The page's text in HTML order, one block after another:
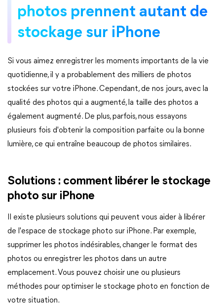
photos prennent autant de
stockage sur iPhone
Si vous aimez enregistrer les moments importants de la vie
quotidienne, il y a probablement des milliers de photos
stockées sur votre iPhone. Cependant, de nos jours, avec la
qualité des photos qui a augmenté, la taille des photos a
également augmenté. De plus, parfois, nous essayons
plusieurs fois d'obtenir la composition parfaite ou la bonne
lumière, ce qui entraîne beaucoup de photos similaires.
Solutions : comment libérer le stockage
photo sur iPhone
Il existe plusieurs solutions qui peuvent vous aider à libérer
de l'espace de stockage photo sur iPhone. Par exemple,
supprimer les photos indésirables, changer le format des
photos ou enregistrer les photos dans un autre
emplacement. Vous pouvez choisir une ou plusieurs
méthodes pour optimiser le stockage photo en fonction de
votre situation.